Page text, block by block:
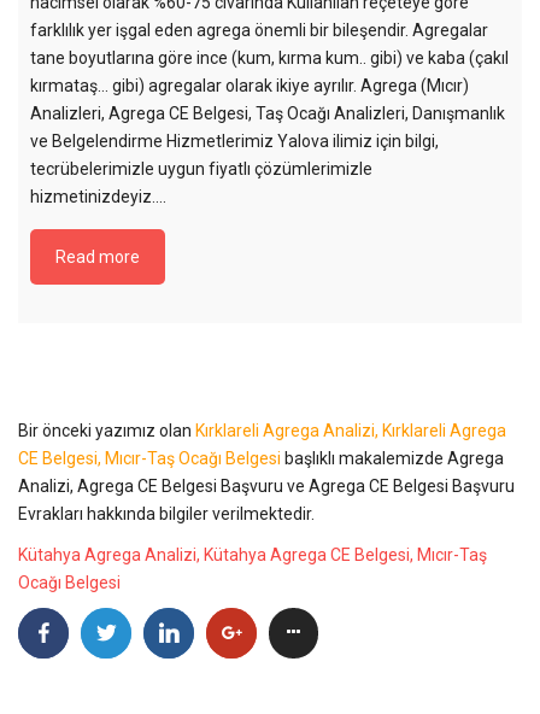
farklılık yer işgal eden agrega önemli bir bileşendir. Agregalar
tane boyutlarına göre ince (kum, kırma kum.. gibi) ve kaba (çakıl
kırmataş… gibi) agregalar olarak ikiye ayrılır. Agrega (Mıcır)
Analizleri, Agrega CE Belgesi, Taş Ocağı Analizleri, Danışmanlık
ve Belgelendirme Hizmetlerimiz Yalova ilimiz için bilgi,
tecrübelerimizle uygun fiyatlı çözümlerimizle
hizmetinizdeyiz....
Read more
Bir önceki yazımız olan Kırklareli Agrega Analizi, Kırklareli Agrega
CE Belgesi, Mıcır-Taş Ocağı Belgesi başlıklı makalemizde Agrega
Analizi, Agrega CE Belgesi Başvuru ve Agrega CE Belgesi Başvuru
Evrakları hakkında bilgiler verilmektedir.
Kütahya Agrega Analizi, Kütahya Agrega CE Belgesi, Mıcır-Taş
Ocağı Belgesi